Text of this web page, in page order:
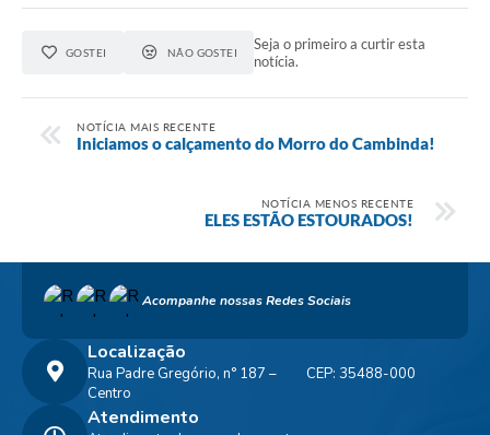
GOSTEI NÃO GOSTEI
Seja o primeiro a curtir esta
notícia.
NOTÍCIA MAIS RECENTE
Iniciamos o calçamento do Morro do Cambinda!
NOTÍCIA MENOS RECENTE
ELES ESTÃO ESTOURADOS!
Acompanhe nossas Redes Sociais
Localização
Rua Padre Gregório, n° 187 –
Centro
CEP: 35488-000
Atendimento